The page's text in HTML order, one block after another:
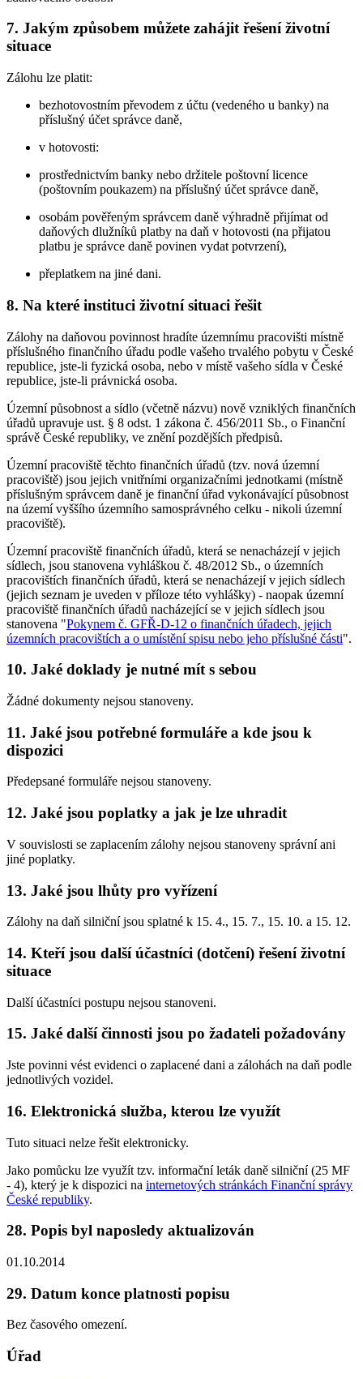
7. Jakým způsobem můžete zahájit řešení životní
situace
Zálohu lze platit:
bezhotovostním převodem z účtu (vedeného u banky) na
příslušný účet správce daně,
v hotovosti:
prostřednictvím banky nebo držitele poštovní licence
(poštovním poukazem) na příslušný účet správce daně,
osobám pověřeným správcem daně výhradně přijímat od
daňových dlužníků platby na daň v hotovosti (na přijatou
platbu je správce daně povinen vydat potvrzení),
přeplatkem na jiné dani.
8. Na které instituci životní situaci řešit
Zálohy na daňovou povinnost hradíte územnímu pracovišti místně
příslušného finančního úřadu podle vašeho trvalého pobytu v České
republice, jste-li fyzická osoba, nebo v místě vašeho sídla v České
republice, jste-li právnická osoba.
Územní působnost a sídlo (včetně názvu) nově vzniklých finančních
úřadů upravuje ust. § 8 odst. 1 zákona č. 456/2011 Sb., o Finanční
správě České republiky, ve znění pozdějších předpisů.
Územní pracoviště těchto finančních úřadů (tzv. nová územní
pracoviště) jsou jejich vnitřními organizačními jednotkami (místně
příslušným správcem daně je finanční úřad vykonávající působnost
na území vyššího územního samosprávného celku - nikoli územní
pracoviště).
Územní pracoviště finančních úřadů, která se nenacházejí v jejich
sídlech, jsou stanovena vyhláškou č. 48/2012 Sb., o územních
pracovištích finančních úřadů, která se nenacházejí v jejich sídlech
(jejich seznam je uveden v příloze této vyhlášky) - naopak územní
pracoviště finančních úřadů nacházející se v jejich sídlech jsou
stanovena "Pokynem č. GFŘ-D-12 o finančních úřadech, jejich
územních pracovištích a o umístění spisu nebo jeho příslušné části".
10. Jaké doklady je nutné mít s sebou
Žádné dokumenty nejsou stanoveny.
11. Jaké jsou potřebné formuláře a kde jsou k
dispozici
Předepsané formuláře nejsou stanoveny.
12. Jaké jsou poplatky a jak je lze uhradit
V souvislosti se zaplacením zálohy nejsou stanoveny správní ani
jiné poplatky.
13. Jaké jsou lhůty pro vyřízení
Zálohy na daň silniční jsou splatné k 15. 4., 15. 7., 15. 10. a 15. 12.
14. Kteří jsou další účastníci (dotčení) řešení životní
situace
Další účastníci postupu nejsou stanoveni.
15. Jaké další činnosti jsou po žadateli požadovány
Jste povinni vést evidenci o zaplacené dani a zálohách na daň podle
jednotlivých vozidel.
16. Elektronická služba, kterou lze využít
Tuto situaci nelze řešit elektronicky.
Jako pomůcku lze využít tzv. informační leták daně silniční (25 MF
- 4), který je k dispozici na internetových stránkách Finanční správy
České republiky.
28. Popis byl naposledy aktualizován
01.10.2014
29. Datum konce platnosti popisu
Bez časového omezení.
Úřad